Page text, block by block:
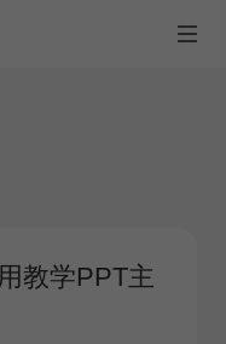
教学PPT主